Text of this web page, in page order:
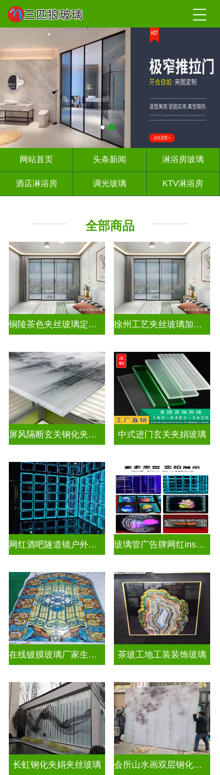
网站首页 头条新闻 淋浴房玻璃
酒店淋浴房 调光玻璃 KTV淋浴房
全部商品
铜陵茶色夹丝玻璃定制电话 徐州工艺夹丝玻璃加工企业
屏风隔断玄关钢化夹胶艺术玻璃 中式进门玄关夹娟玻璃
网红酒吧隧道镜户外门头招牌深渊镜千层镜 玻璃管广告牌网红ins灯带造型装饰千层镜深渊镜
在线镀膜玻璃厂家生产安装 茶玻工地工装装饰玻璃
长虹钢化夹娟夹丝玻璃 会所山水画双层钢化夹胶